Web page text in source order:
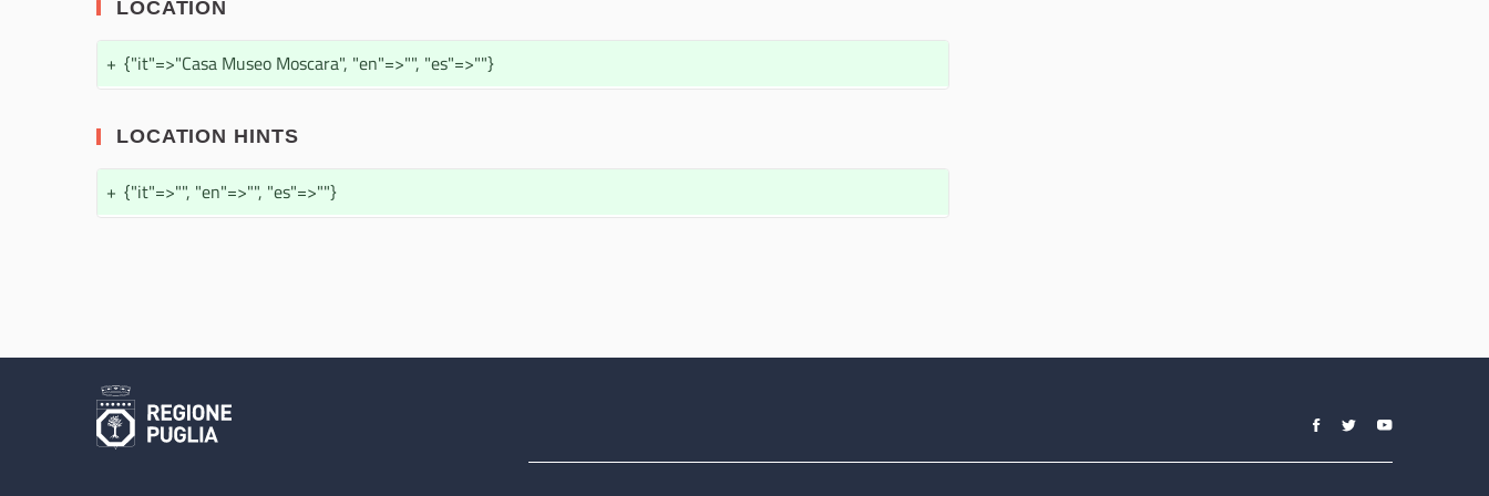
LOCATION
+ {"it"=>"Casa Museo Moscara", "en"=>"", "es"=>""}
LOCATION HINTS
+ {"it"=>"", "en"=>"", "es"=>""}